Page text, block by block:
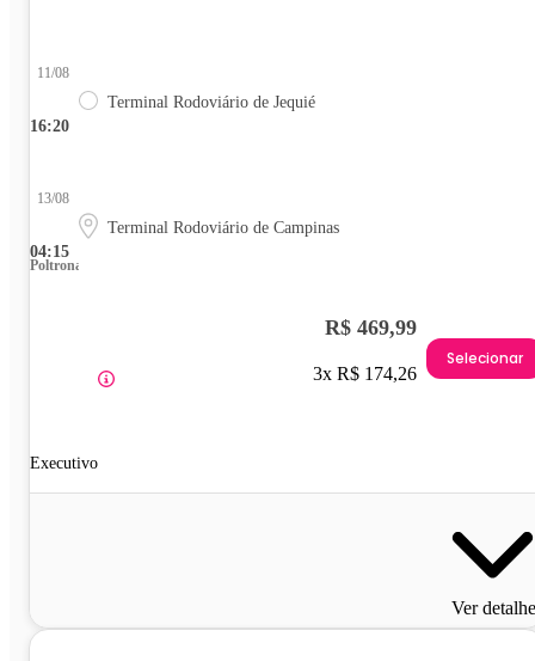
16:20
11/08
Terminal Rodoviário de Jequié
04:15
13/08
Terminal Rodoviário de Campinas
Poltrona
Executivo
R$ 469,99
3x R$ 174,26
Selecionar
Ver